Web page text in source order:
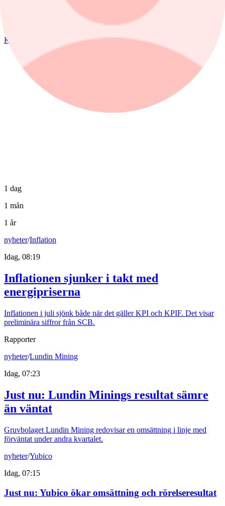
0,00%
Köp
1 dag
1 mån
1 år
nyheter/Inflation
Idag, 08:19
Inflationen sjunker i takt med
energipriserna
Inflationen i juli sjönk både när det gäller KPI och KPIF. Det visar
preliminära siffror från SCB.
Rapporter
nyheter/Lundin Mining
Idag, 07:23
Just nu: Lundin Minings resultat sämre
än väntat
Gruvbolaget Lundin Mining redovisar en omsättning i linje med
förväntat under andra kvartalet.
nyheter/Yubico
Idag, 07:15
Just nu: Yubico ökar omsättning och rörelseresultat